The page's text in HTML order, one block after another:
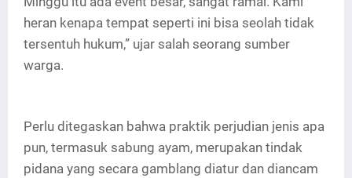
heran kenapa tempat seperti ini bisa seolah tidak
tersentuh hukum,” ujar salah seorang sumber
warga.
Perlu ditegaskan bahwa praktik perjudian jenis apa
pun, termasuk sabung ayam, merupakan tindak
pidana yang secara gamblang diatur dan diancam